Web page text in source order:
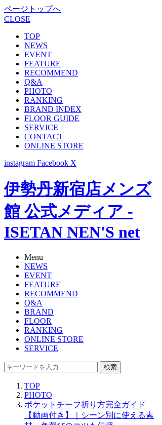
ページトップへ
CLOSE
TOP
NEWS
EVENT
FEATURE
RECOMMEND
Q&A
PHOTO
RANKING
BRAND INDEX
FLOOR GUIDE
SERVICE
CONTACT
ONLINE STORE
instagram Facebook X
伊勢丹新宿店メンズ
館 公式メディア -
ISETAN NEN'S net
Menu
NEWS
EVENT
FEATURE
RECOMMEND
Q&A
BRAND
FLOOR
RANKING
ONLINE STORE
SERVICE
検索
TOP
PHOTO
ポケットチーフ折り方完全ガイド
【動画付き】｜シーン別に使える素